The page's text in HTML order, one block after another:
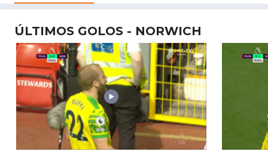
ÚLTIMOS GOLOS - NORWICH